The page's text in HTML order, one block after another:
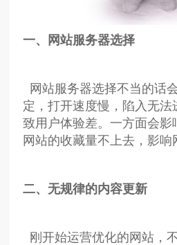
一、网站服务器选择
网站服务器选择不当的话
定，打开速度慢，陷入无法
致用户体验差。一方面会
网站的收藏量不上去，影响
二、无规律的内容更新
刚开始运营优化的网站，